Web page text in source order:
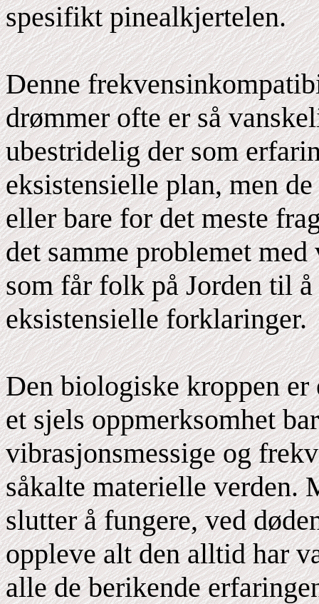
spesifikt pinealkjertelen.
Denne
drømmer ofte er så
ubestridelig der som
eksistensielle plan, men
eller bare for det meste
det samme problemet
som får folk på Jorden til
eksistensielle forklaringer.
Den biologiske kroppen
et sjels oppmerksomhet
vibrasjonsmessige og
såkalte materielle verden.
slutter å fungere, ved
oppleve alt den alltid har
alle de berikende